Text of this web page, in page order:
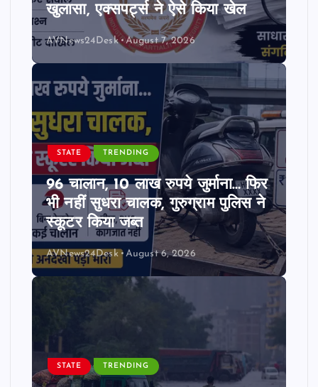
खुलासा, एक्सपर्ट्स ने ऐसे किया खेल
AVNews24Desk August 7, 2026
STATE TRENDING
96 चालान, 10 लाख रुपये जुर्माना… फिर
भी नहीं सुधरा चालक, गुरुग्राम पुलिस ने
स्कूटर किया जब्त
AVNews24Desk August 6, 2026
STATE TRENDING